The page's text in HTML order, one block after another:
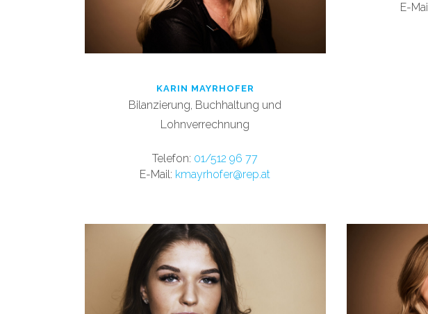
KARIN MAYRHOFER
Bilanzierung, Buchhaltung und
Lohnverrechnung
Telefon: 01/512 96 77
E-Mail: kmayrhofer@rep.at
E-